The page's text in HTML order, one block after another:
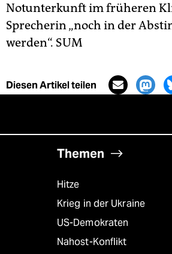
Notunterkunft im früheren
Sprecherin „noch in der
werden“. SUM
Diesen Artikel teilen
Themen
Hitze
Krieg in der Ukraine
US-Demokraten
Nahost-Konflikt